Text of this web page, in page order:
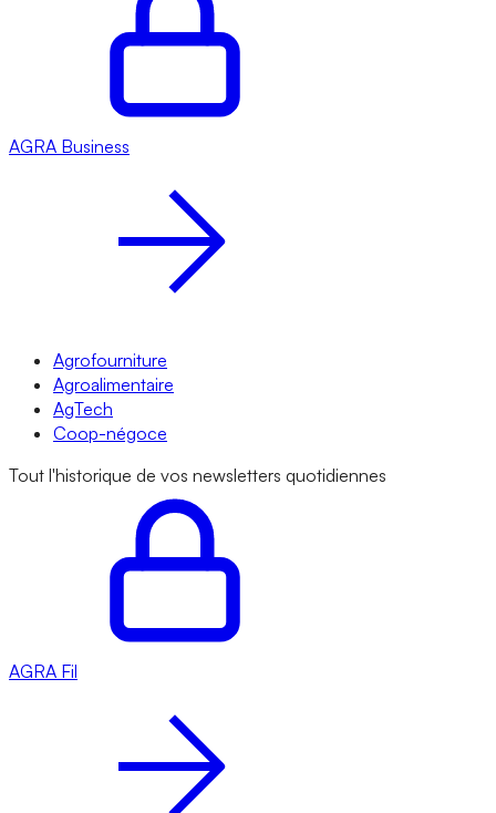
AGRA Business
Agrofourniture
Agroalimentaire
AgTech
Coop-négoce
Tout l'historique de vos newsletters quotidiennes
AGRA Fil